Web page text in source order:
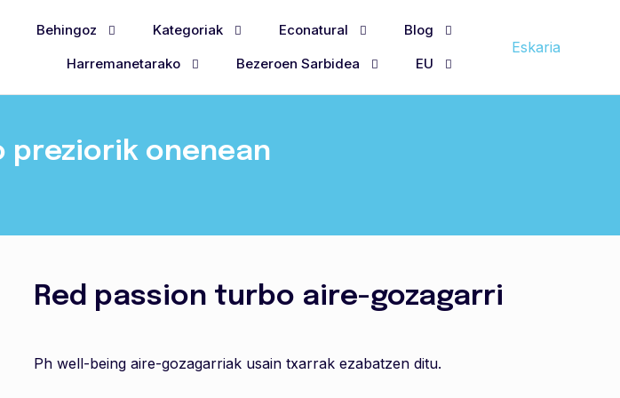
Behingoz Kategoriak Econatural
Blog
Harremanetarako
Bezeroen Sarbidea EU
Eskaria
preziorik onenean
Red passion turbo aire-gozagarri
Ph well-being aire-gozagarriak usain txarrak ezabatzen ditu.